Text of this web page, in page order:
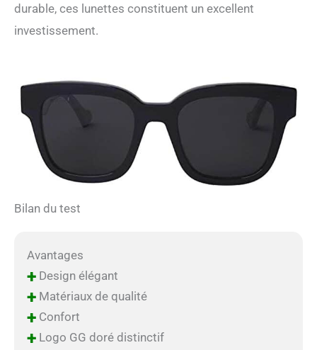
durable, ces lunettes constituent un excellent
investissement.
Bilan du test
Avantages
+Design élégant
+Matériaux de qualité
+Confort
+Logo GG doré distinctif